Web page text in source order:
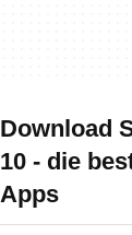
Download
10 - die
Apps